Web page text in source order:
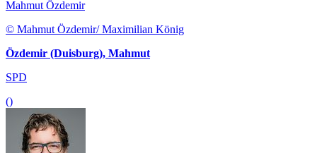
Mahmut Özdemir
© Mahmut Özdemir/ Maximilian König
Özdemir (Duisburg), Mahmut
SPD
()